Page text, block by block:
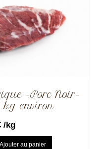
-Porc Noir-
kg environ
/kg
Ajouter au panier